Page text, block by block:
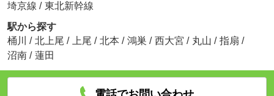
埼京線 / 東北新幹線
駅から探す
桶川
/ 北上尾 / 上尾 / 北本 / 鴻巣 / 西大宮 / 丸山 / 指扇 /
沼南 / 蓮田